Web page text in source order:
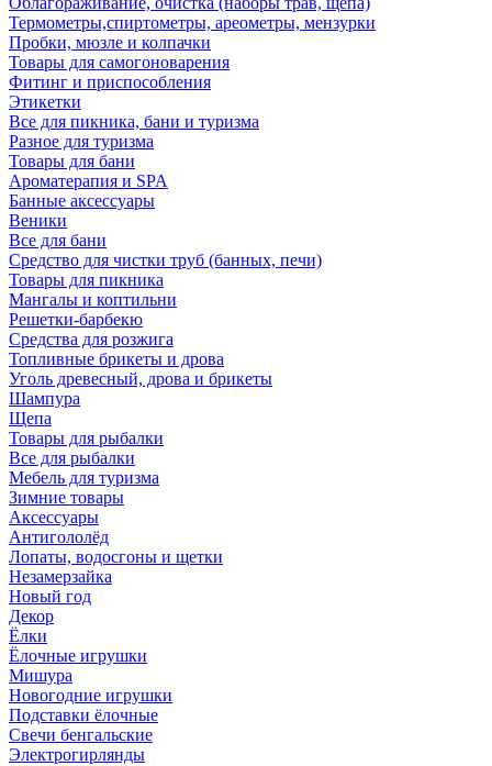
Термометры,спиртометры, ареометры, мензурки
Пробки, мюзле и колпачки
Товары для самогоноварения
Фитинг и приспособления
Этикетки
Все для пикника, бани и туризма
Разное для туризма
Товары для бани
Ароматерапия и SPA
Банные аксессуары
Веники
Все для бани
Средство для чистки труб (банных, печи)
Товары для пикника
Мангалы и коптильни
Решетки-барбекю
Средства для розжига
Топливные брикеты и дрова
Уголь древесный, дрова и брикеты
Шампура
Щепа
Товары для рыбалки
Все для рыбалки
Мебель для туризма
Зимние товары
Аксессуары
Антигололёд
Лопаты, водосгоны и щетки
Незамерзайка
Новый год
Декор
Ёлки
Ёлочные игрушки
Мишура
Новогодние игрушки
Подставки ёлочные
Свечи бенгальские
Электрогирлянды